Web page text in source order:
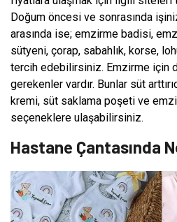
Doğum öncesi ve sonrasında
arasında ise; emzirme badisi,
sütyeni, çorap, sabahlık, korse,
tercih edebilirsiniz. Emzirme için
gerekenler vardır. Bunlar süt
kremi, süt saklama poşeti ve
seçeneklere ulaşabilirsiniz.
Hastane Çantasında